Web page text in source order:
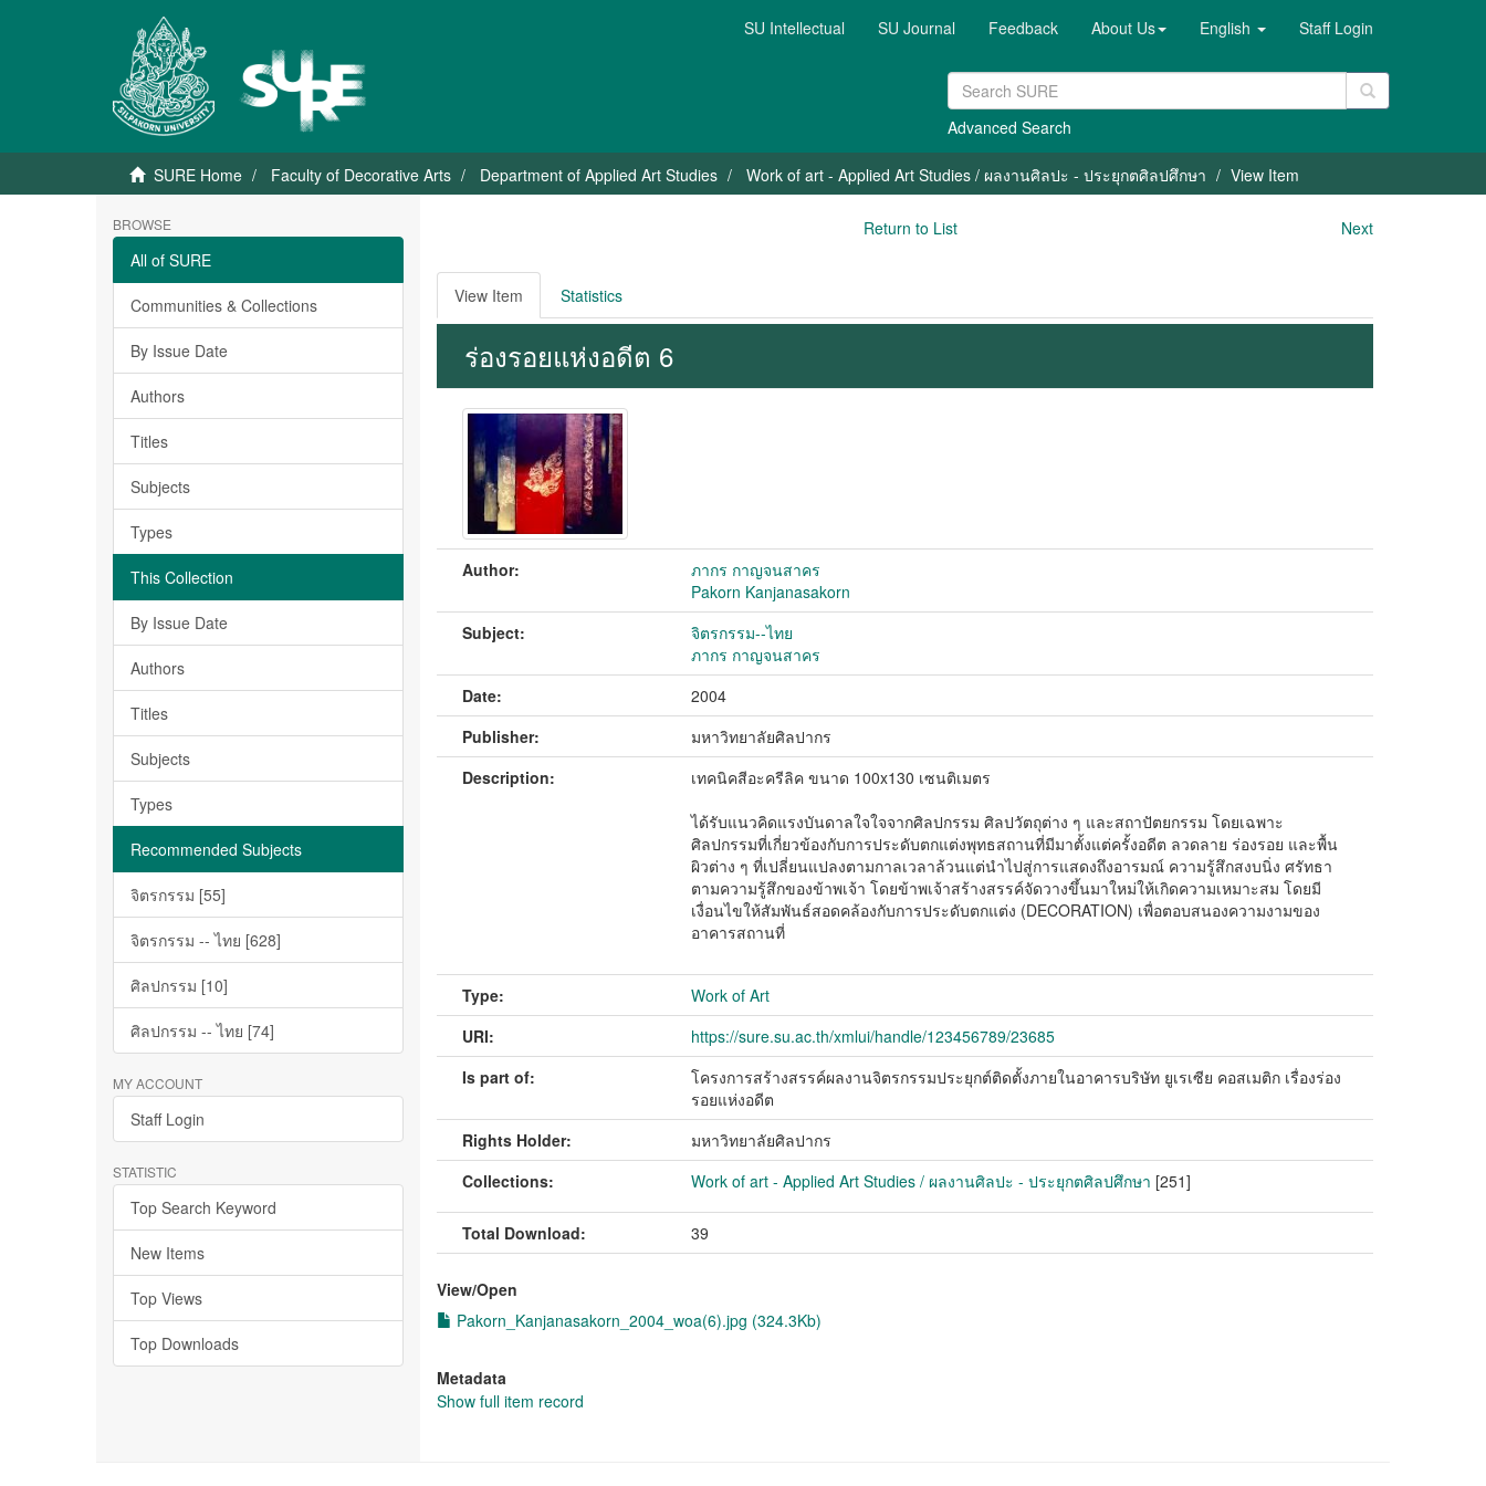
SU Intellectual SU Journal Feedback About Us English Staff Login
Advanced Search
SURE Home Faculty of Decorative Arts Department of Applied Art Studies Work of art - Applied Art Studies / ผลงานศิลปะ - ประยุกตศิลปศึกษา View Item
BROWSE
All of SURE
Communities & Collections
By Issue Date
Authors
Titles
Subjects
Types
This Collection
By Issue Date
Authors
Titles
Subjects
Types
Recommended Subjects
จิตรกรรม [55]
จิตรกรรม -- ไทย [628]
ศิลปกรรม [10]
ศิลปกรรม -- ไทย [74]
MY ACCOUNT
Staff Login
STATISTIC
Top Search Keyword
New Items
Top Views
Top Downloads
Return to List Next
View Item Statistics
ร่องรอยแห่งอดีต 6
Author:
ภากร กาญจนสาคร
Pakorn Kanjanasakorn
Subject:
จิตรกรรม--ไทย
ภากร กาญจนสาคร
Date:
2004
Publisher:
มหาวิทยาลัยศิลปากร
Description:
เทคนิคสีอะครีลิค ขนาด 100x130 เซนติเมตร
ได้รับแนวคิดแรงบันดาลใจใจจากศิลปกรรม ศิลปวัตถุต่าง ๆ และสถาปัตยกรรม โดยเฉพาะ
ศิลปกรรมที่เกี่ยวข้องกับการประดับตกแต่งพุทธสถานที่มีมาตั้งแต่ครั้งอดีต ลวดลาย ร่องรอย และพื้น
ผิวต่าง ๆ ที่เปลี่ยนแปลงตามกาลเวลาล้วนแต่นำไปสู่การแสดงถึงอารมณ์ ความรู้สึกสงบนิ่ง ศรัทธา
ตามความรู้สึกของข้าพเจ้า โดยข้าพเจ้าสร้างสรรค์จัดวางขึ้นมาใหม่ให้เกิดความเหมาะสม โดยมี
เงื่อนไขให้สัมพันธ์สอดคล้องกับการประดับตกแต่ง (DECORATION) เพื่อตอบสนองความงามของ
อาคารสถานที่
Type:
Work of Art
URI:
https://sure.su.ac.th/xmlui/handle/123456789/23685
Is part of:
โครงการสร้างสรรค์ผลงานจิตรกรรมประยุกต์ติดตั้งภายในอาคารบริษัท ยูเรเซีย คอสเมติก เรื่องร่อง
รอยแห่งอดีต
Rights Holder:
มหาวิทยาลัยศิลปากร
Collections:
Work of art - Applied Art Studies / ผลงานศิลปะ - ประยุกตศิลปศึกษา [251]
Total Download: 39
View/Open
Pakorn_Kanjanasakorn_2004_woa(6).jpg (324.3Kb)
Metadata
Show full item record